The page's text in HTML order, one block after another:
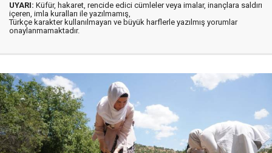
UYARI: Küfür, hakaret, rencide edici cümleler veya imalar, inançlara saldırı
içeren, imla kuralları ile yazılmamış,
Türkçe karakter kullanılmayan ve büyük harflerle yazılmış yorumlar
onaylanmamaktadır.